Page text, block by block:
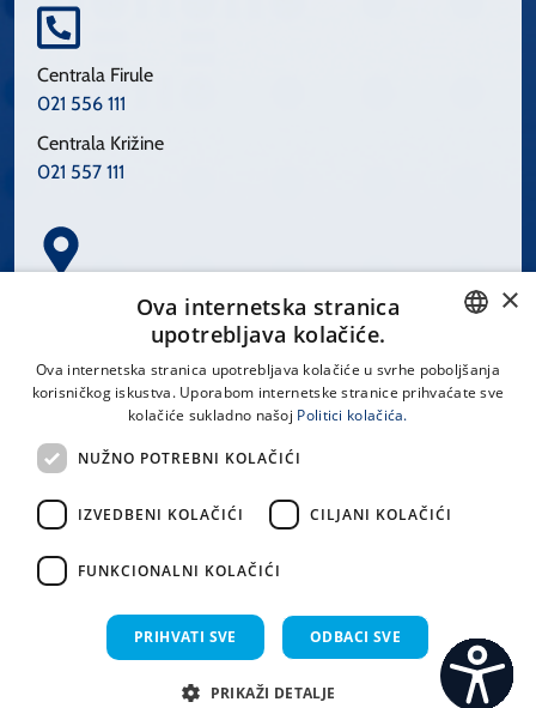
Centrala Firule
021 556 111
Centrala Križine
021 557 111
Spinčićeva 1, 21000 Split
LINKOVI
Uvjeti korištenja
CROATIAN
×
Ova internetska stranica
upotrebljava kolačiće.
Ova internetska stranica upotrebljava kolačiće u svrhe poboljšanja
korisničkog iskustva. Uporabom internetske stranice prihvaćate sve
kolačiće sukladno našoj Politici kolačića.
NUŽNO POTREBNI KOLAČIĆI
IZVEDBENI KOLAČIĆI CILJANI KOLAČIĆI
FUNKCIONALNI KOLAČIĆI
PRIHVATI SVE ODBACI SVE
PRIKAŽI DETALJE